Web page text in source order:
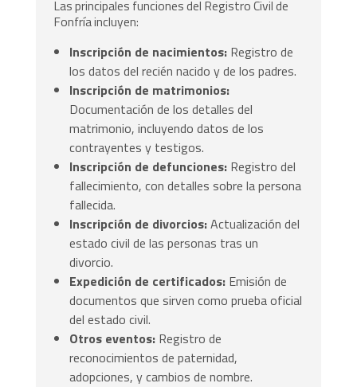
Las principales funciones del Registro Civil de
Fonfría incluyen:
Inscripción de nacimientos: Registro de
los datos del recién nacido y de los padres.
Inscripción de matrimonios:
Documentación de los detalles del
matrimonio, incluyendo datos de los
contrayentes y testigos.
Inscripción de defunciones: Registro del
fallecimiento, con detalles sobre la persona
fallecida.
Inscripción de divorcios:Actualización del
estado civil de las personas tras un
divorcio.
Expedición de certificados: Emisión de
documentos que sirven como prueba oficial
del estado civil.
Otros eventos: Registro de
reconocimientos de paternidad,
adopciones, y cambios de nombre.